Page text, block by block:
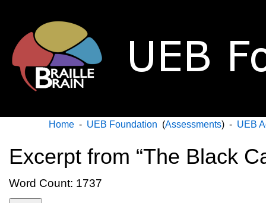
Home - UEB Foundation (Assessments) - UEB
Excerpt from “The Black
Word Count: 1737